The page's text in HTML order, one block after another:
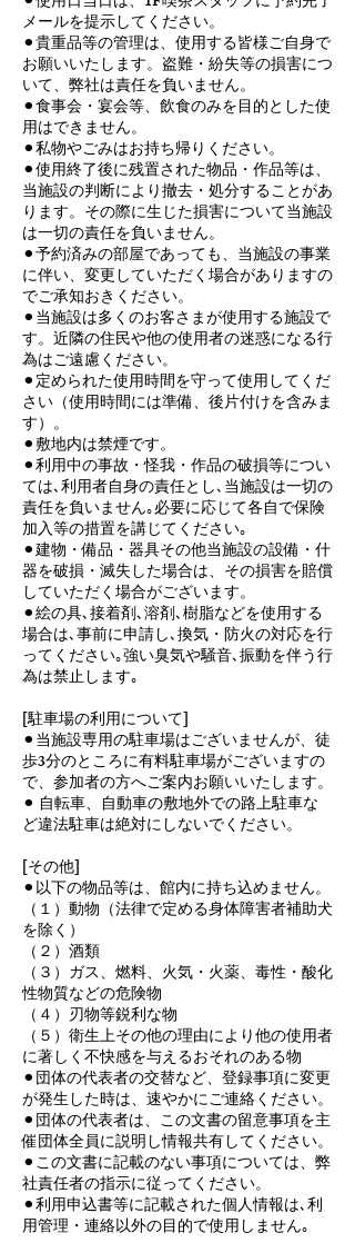
メールを提示してください。
⚫︎貴重品等の管理は、使用する皆様ご自身で
お願いいたします。盗難・紛失等の損害につ
いて、弊社は責任を負いません。
⚫︎食事会・宴会等、飲食のみを目的とした使
用はできません。
⚫︎私物やごみはお持ち帰りください。
⚫︎使用終了後に残置された物品・作品等は、
当施設の判断により撤去・処分することがあ
ります。その際に生じた損害について当施設
は一切の責任を負いません。
⚫︎予約済みの部屋であっても、当施設の事業
に伴い、変更していただく場合がありますの
でご承知おきください。
⚫︎当施設は多くのお客さまが使用する施設で
す。近隣の住民や他の使用者の迷惑になる行
為はご遠慮ください。
⚫︎定められた使用時間を守って使用してくだ
さい（使用時間には準備、後片付けを含みま
す）。
⚫︎敷地内は禁煙です。
⚫︎利用中の事故・怪我・作品の破損等につい
ては､利用者自身の責任とし､当施設は一切の
責任を負いません｡必要に応じて各自で保険
加入等の措置を講じてください｡
⚫︎建物・備品・器具その他当施設の設備・什
器を破損・滅失した場合は、その損害を賠償
していただく場合がございます。
⚫︎絵の具､接着剤､溶剤､樹脂などを使用する
場合は､事前に申請し､換気・防火の対応を行
ってください｡強い臭気や騒音､振動を伴う行
為は禁止します｡
[駐車場の利用について]
⚫︎当施設専用の駐車場はございませんが、徒
歩3分のところに有料駐車場がございますの
で、参加者の方へご案内お願いいたします。
⚫︎ 自転車、自動車の敷地外での路上駐車な
ど違法駐車は絶対にしないでください。
[その他]
⚫︎以下の物品等は、館内に持ち込めません。
（１）動物（法律で定める身体障害者補助犬
を除く）
（２）酒類
（３）ガス、燃料、火気・火薬、毒性・酸化
性物質などの危険物
（４）刃物等鋭利な物
（５）衛生上その他の理由により他の使用者
に著しく不快感を与えるおそれのある物
⚫︎団体の代表者の交替など、登録事項に変更
が発生した時は、速やかにご連絡ください。
⚫︎団体の代表者は、この文書の留意事項を主
催団体全員に説明し情報共有してください。
⚫︎この文書に記載のない事項については、弊
社責任者の指示に従ってください。
⚫︎利用申込書等に記載された個人情報は､利
用管理・連絡以外の目的で使用しません｡